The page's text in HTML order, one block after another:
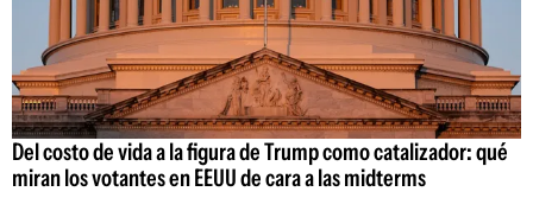
Del costo de vida a la figura de Trump como catalizador: qué
miran los votantes en EEUU de cara a las midterms